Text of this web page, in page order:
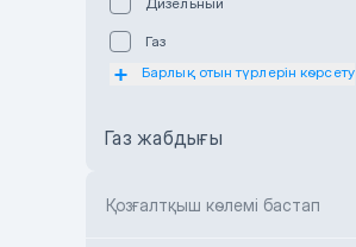
Subaru Motor Almaty
Toyota Astana
TANK Motors Karaganda
Газ
Барлық отын түрлерін көрсету
Газ жабдығы
Қозғалтқыш көлемі бастап